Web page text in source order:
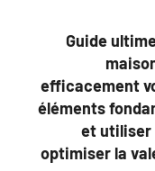
Guide
efficacement
éléments
et utiliser
optimiser la